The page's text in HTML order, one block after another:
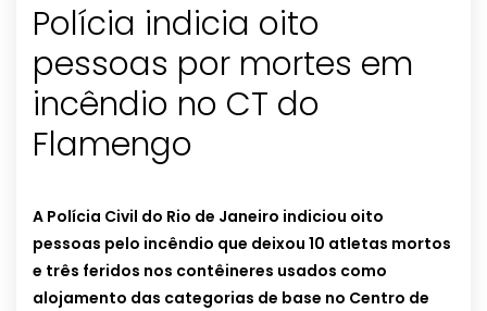
Polícia indicia oito
pessoas por mortes em
incêndio no CT do
Flamengo
A Polícia Civil do Rio de Janeiro indiciou oito
pessoas pelo incêndio que deixou 10 atletas mortos
e três feridos nos contêineres usados como
alojamento das categorias de base no Centro de